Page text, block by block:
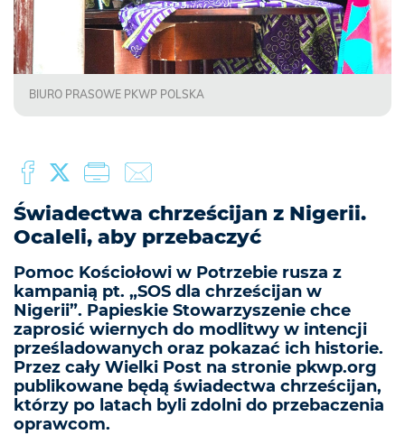
BIURO PRASOWE PKWP POLSKA
Świadectwa chrześcijan z Nigerii.
Ocaleli, aby przebaczyć
Pomoc Kościołowi w Potrzebie rusza z
kampanią pt. „SOS dla chrześcijan w
Nigerii”. Papieskie Stowarzyszenie chce
zaprosić wiernych do modlitwy w intencji
prześladowanych oraz pokazać ich historie.
Przez cały Wielki Post na stronie pkwp.org
publikowane będą świadectwa chrześcijan,
którzy po latach byli zdolni do przebaczenia
oprawcom.